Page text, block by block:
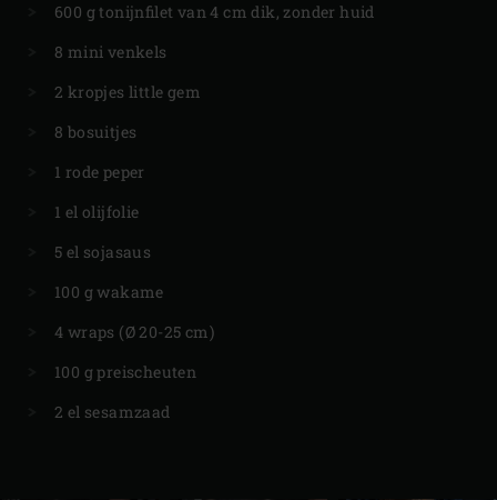
600 g tonijnfilet van 4 cm dik, zonder huid
8 mini venkels
2 kropjes little gem
8 bosuitjes
1 rode peper
1 el olijfolie
5 el sojasaus
100 g wakame
4 wraps (Ø 20-25 cm)
100 g preischeuten
2 el sesamzaad